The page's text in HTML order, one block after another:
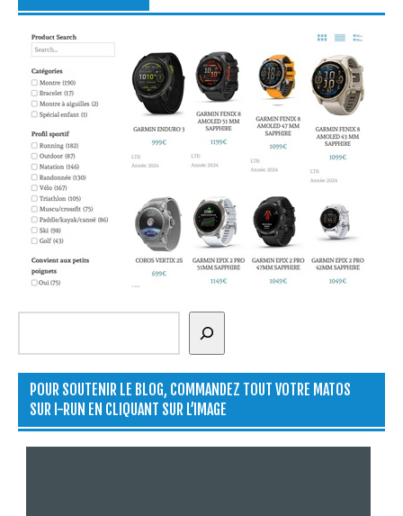
Rechercher
POUR SOUTENIR LE BLOG, COMMANDEZ TOUT VOTRE MATOS
SUR I-RUN EN CLIQUANT SUR L’IMAGE